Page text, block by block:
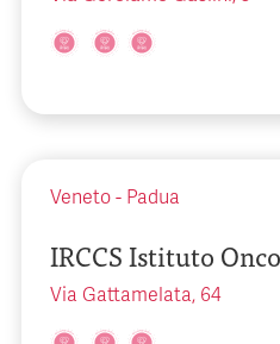
Veneto - Padua
IRCCS Istituto
Via Gattamelata, 64